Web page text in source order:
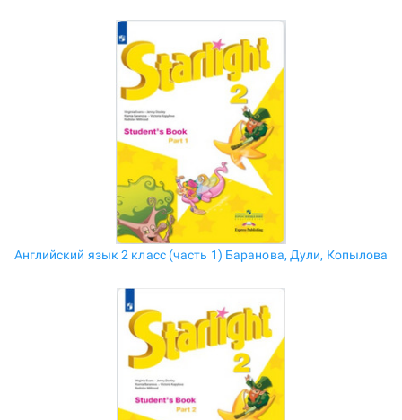
Английский язык 2 класс (часть 1) Баранова, Дули, Копылова